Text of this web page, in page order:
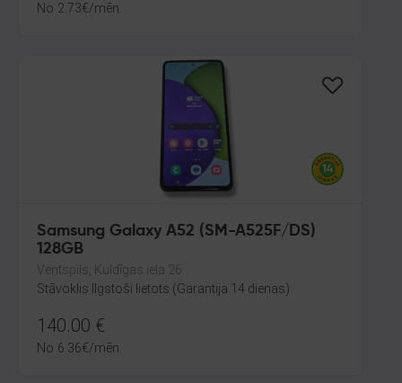
No 2.73€/mēn.
Samsung Galaxy A52 (SM-A525F/DS)
128GB
Ventspils, Kuldīgas iela 26
Stāvoklis Ilgstoši lietots (Garantija 14 dienas)
140.00 €
No 6.36€/mēn.